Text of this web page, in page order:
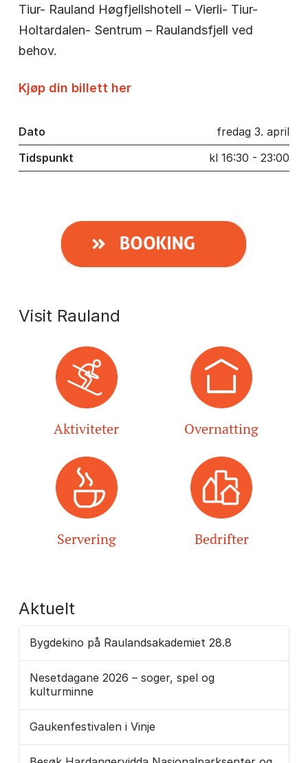
Tiur- Rauland Høgfjellshotell – Vierli- Tiur-
Holtardalen- Sentrum – Raulandsfjell ved
behov.
Kjøp din billett her
Dato
fredag 3. april
Tidspunkt
kl 16:30 - 23:00
Visit Rauland
Aktiviteter Overnatting
Servering Bedrifter
Aktuelt
Bygdekino på Raulandsakademiet 28.8
Nesetdagane 2026 – soger, spel og
kulturminne
Gaukenfestivalen i Vinje